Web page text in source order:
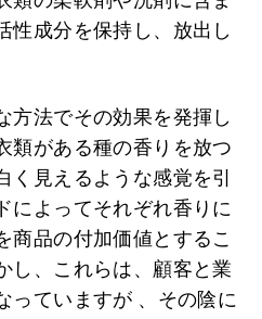
性成分を保持し、放出し
方法でその効果を発揮し
類がある種の香りを放つ
見えるような感覚を引
によってそれぞれ香りに
商品の付加価値とするこ
し、これらは、顧客と業
っていますが 、その陰に